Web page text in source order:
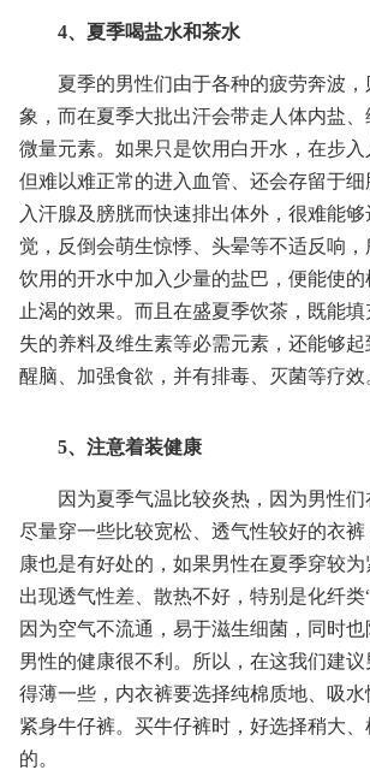
4、夏季喝盐水和茶水
夏季的男性们由于各种的疲劳奔波
象，而在夏季大批出汗会带走人体内盐
微量元素。如果只是饮用白开水，在步
但难以难正常的进入血管、还会存留于
入汗腺及膀胱而快速排出体外，很难能
觉，反倒会萌生惊悸、头晕等不适反响
饮用的开水中加入少量的盐巴，便能使的
止渴的效果。而且在盛夏季饮茶，既能
失的养料及维生素等必需元素，还能够
醒脑、加强食欲，并有排毒、灭菌等疗效
5、注意着装健康
因为夏季气温比较炎热，因为男性
尽量穿一些比较宽松、透气性较好的衣
康也是有好处的，如果男性在夏季穿较
出现透气性差、散热不好，特别是化纤类
因为空气不流通，易于滋生细菌，同时
男性的健康很不利。所以，在这我们建
得薄一些，内衣裤要选择纯棉质地、吸
紧身牛仔裤。买牛仔裤时，好选择稍大
的。